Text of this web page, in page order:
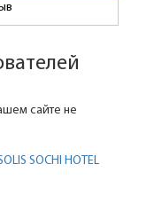
сайте не
SOCHI HOTEL